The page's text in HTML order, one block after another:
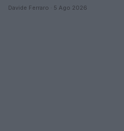
Davide Ferraro · 5 Ago 2026